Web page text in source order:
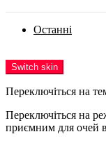
Останні
Switch skin
Переключіться на
Переключіться на
приємним для очей